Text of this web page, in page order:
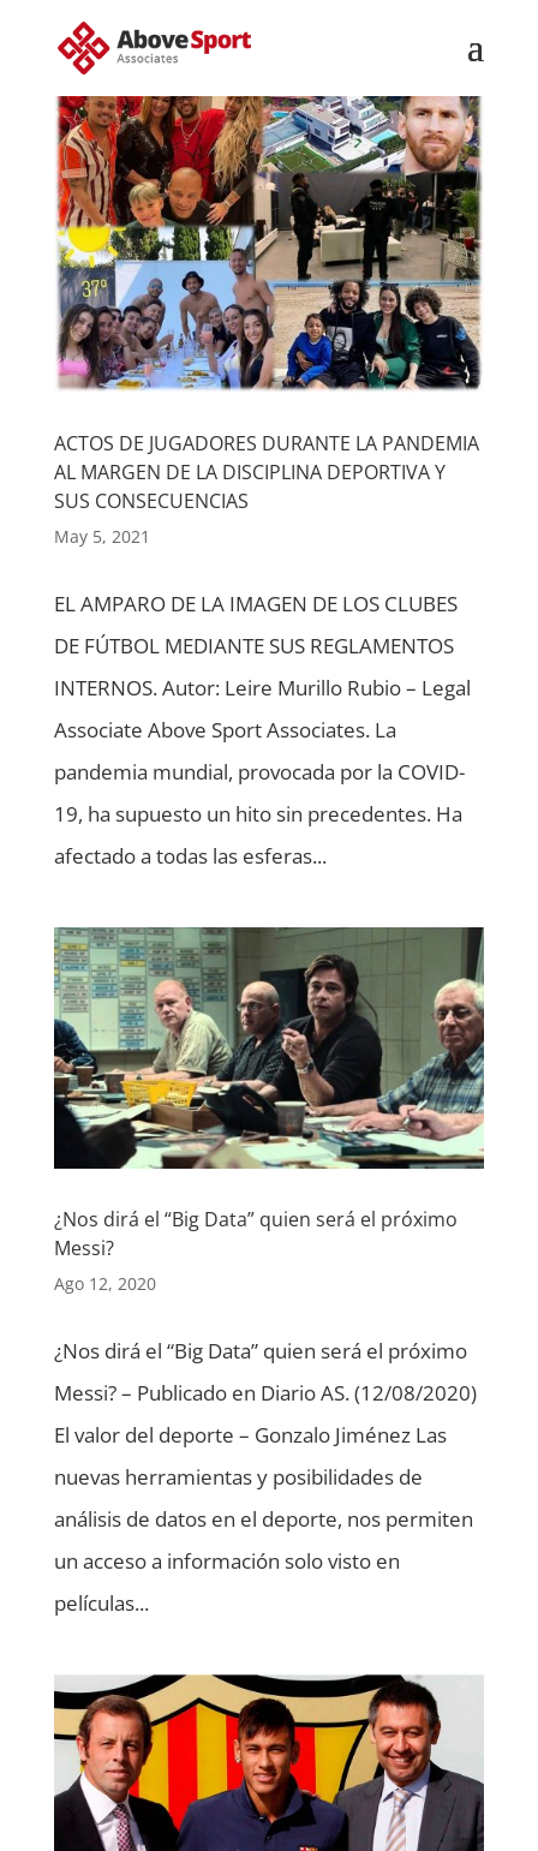
ACTOS DE JUGADORES DURANTE LA PANDEMIA
AL MARGEN DE LA DISCIPLINA DEPORTIVA Y
SUS CONSECUENCIAS
May 5, 2021
EL AMPARO DE LA IMAGEN DE LOS CLUBES
DE FÚTBOL MEDIANTE SUS REGLAMENTOS
INTERNOS. Autor: Leire Murillo Rubio – Legal
Associate Above Sport Associates. La
pandemia mundial, provocada por la COVID-
19, ha supuesto un hito sin precedentes. Ha
afectado a todas las esferas...
¿Nos dirá el “Big Data” quien será el próximo
Messi?
Ago 12, 2020
¿Nos dirá el “Big Data” quien será el próximo
Messi? – Publicado en Diario AS. (12/08/2020)
El valor del deporte – Gonzalo Jiménez Las
nuevas herramientas y posibilidades de
análisis de datos en el deporte, nos permiten
un acceso a información solo visto en
películas...